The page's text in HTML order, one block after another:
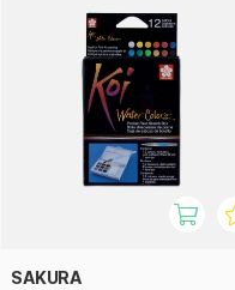
SAKURA